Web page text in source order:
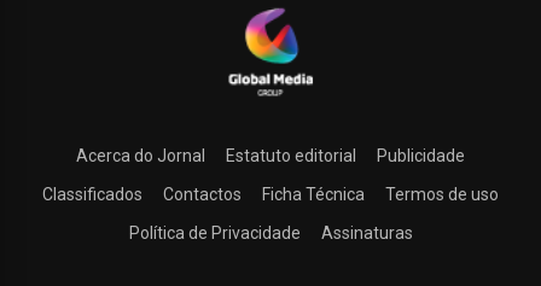
Acerca do Jornal Estatuto editorial
Publicidade
Classificados
Contactos Ficha Técnica
Termos de uso
Política de Privacidade
Assinaturas